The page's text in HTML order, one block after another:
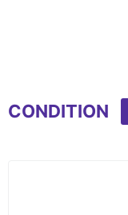
CONDITION